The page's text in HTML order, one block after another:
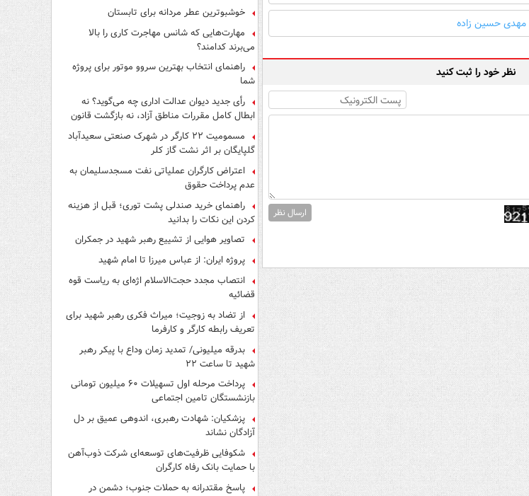
مهدی حسین زاده
نظر خود را ثبت کنید
ارسال نظر
خوشبوترین عطر مردانه برای تابستان
مهارت‌هایی که شانس مهاجرت کاری را بالا
می‌برند کدامند؟
راهنمای انتخاب بهترین سروو موتور برای پروژه
شما
رأی جدید دیوان عدالت اداری چه می‌گوید؟ نه
ابطال کامل مقررات مناطق آزاد، نه بازگشت قانون
مسمومیت ۲۲ کارگر در شهرک صنعتی سعیدآباد
گلپایگان بر اثر نشت گاز کلر
اعتراض کارگران عملیاتی نفت مسجدسلیمان به
عدم پرداخت حقوق
راهنمای خرید صندلی پشت توری؛ قبل از هزینه
کردن این نکات را بدانید
تصاویر هوایی از تشییع رهبر شهید در جمکران
پروژه ایران: از عباس میرزا تا امام شهید
انتصاب مجدد حجت‌الاسلام اژه‌ای به ریاست قوه‌
قضائیه
از تضاد به زوجیت؛ میراث فکری رهبر شهید برای
تعریف رابطه کارگر و کارفرما
بدرقه میلیونی/ تمدید زمان وداع با پیکر رهبر
شهید تا ساعت ۲۲
پرداخت مرحله اول تسهیلات ۶۰ میلیون تومانی
بازنشستگان تامین اجتماعی
پزشکیان: شهادت رهبری، اندوهی عمیق بر دل
آزادگان نشاند
شکوفایی ظرفیت‌های توسعه‌ای شرکت ذوب‌آهن
با حمایت‌ بانک رفاه کارگران
پاسخ مقتدرانه به حملات جنوب؛ دشمن در